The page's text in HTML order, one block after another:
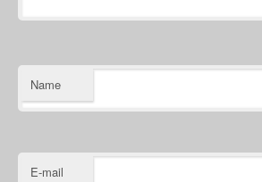
Name
E-mail